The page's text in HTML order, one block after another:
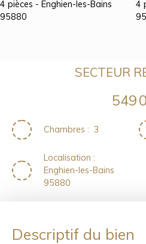
SECTEUR
549
Chambres : 3
Localisation :
Enghien-les-Bains
95880
Descriptif du bien